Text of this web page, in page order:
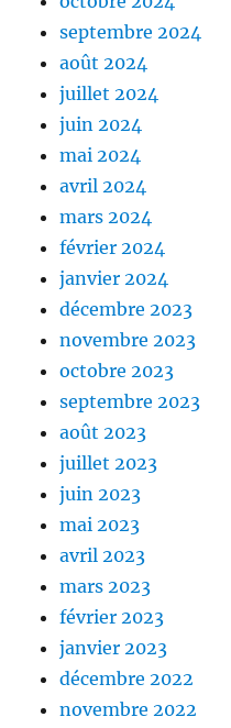
septembre 2024
août 2024
juillet 2024
juin 2024
mai 2024
avril 2024
mars 2024
février 2024
janvier 2024
décembre 2023
novembre 2023
octobre 2023
septembre 2023
août 2023
juillet 2023
juin 2023
mai 2023
avril 2023
mars 2023
février 2023
janvier 2023
décembre 2022
novembre 2022